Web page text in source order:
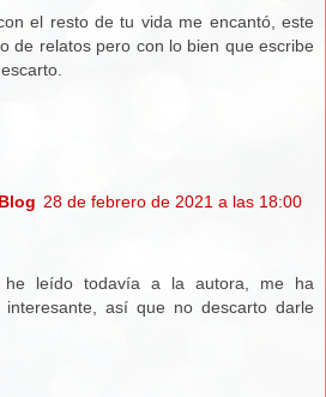
el resto de tu vida me encantó, este
de relatos pero con lo bien que escribe
28 de febrero de 2021 a las 18:00
he leído todavía a la autora, me ha
interesante, así que no descarto darle